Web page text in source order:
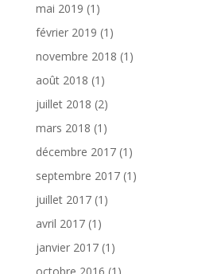
mai 2019 (1)
février 2019 (1)
novembre 2018 (1)
août 2018 (1)
juillet 2018 (2)
mars 2018 (1)
décembre 2017(1)
septembre 2017(1)
juillet 2017(1)
avril 2017(1)
janvier 2017(1)